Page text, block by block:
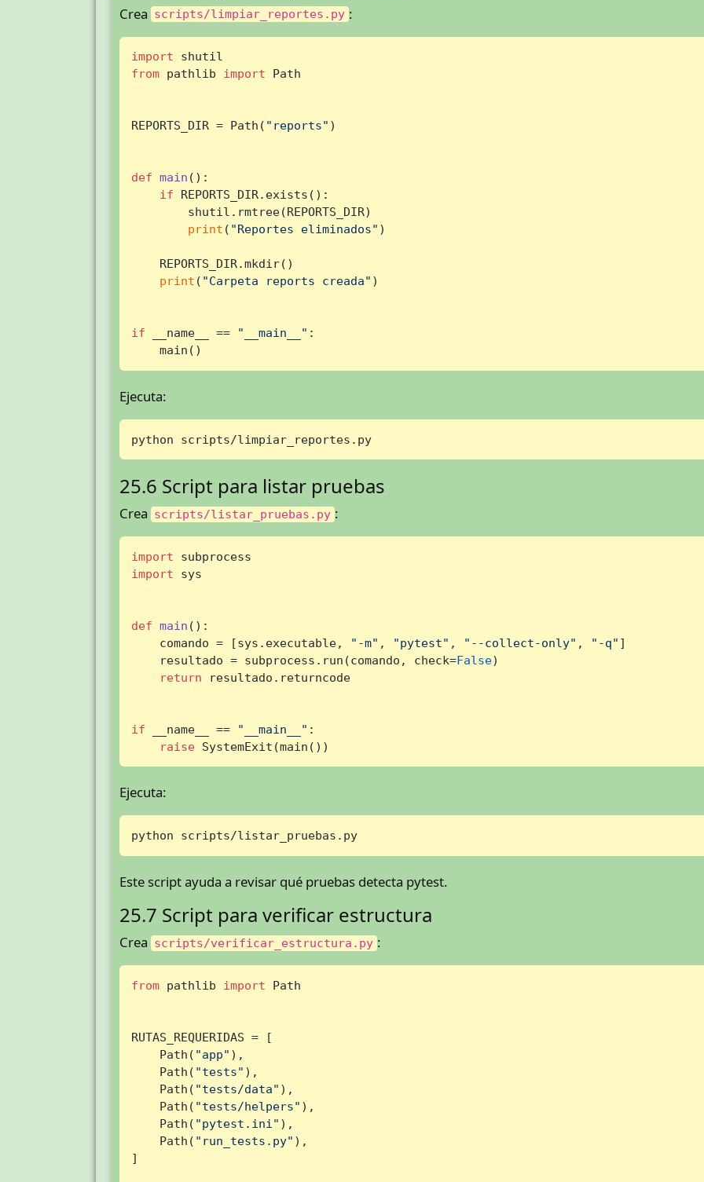
Crea scripts/limpiar_reportes.py :
import
from pathlib import Path
REPORTS_DIR = Path( "reports" )
def main ():
if REPORTS_DIR.exists():
        shutil.rmtree(REPORTS_DIR)
print ( "Reportes eliminados" )
    REPORTS_DIR.mkdir()
print ( "Carpeta reports creada" )
if __name__ == "__main__" :
    main()
Ejecuta:
python scripts/limpiar_reportes.py
25.6 Script para listar pruebas
Crea scripts/listar_pruebas.py :
import
import sys
def main ():
    comando = [sys.executable,
"-m" , "pytest" , "--collect-only" , "-q" ]
    resultado = subprocess.run(comando, check=
False)
return resultado.returncode
if __name__ == "__main__" :
raise SystemExit(main())
Ejecuta:
python scripts/listar_pruebas.py
Este script ayuda a revisar qué pruebas detecta pytest.
25.7 Script para verificar estructura
Crea scripts/verificar_estructura.py :
from pathlib import Path
RUTAS_REQUERIDAS = [
    Path(
"app" ),
    Path(
"tests" ),
    Path(
"tests/data" ),
    Path(
"tests/helpers" ),
    Path(
"pytest.ini" ),
    Path(
"run_tests.py" ),
]